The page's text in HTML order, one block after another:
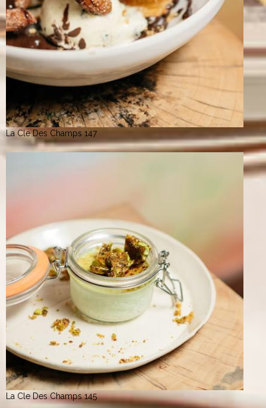
La Cle Des Champs 147
La Cle Des Champs 145